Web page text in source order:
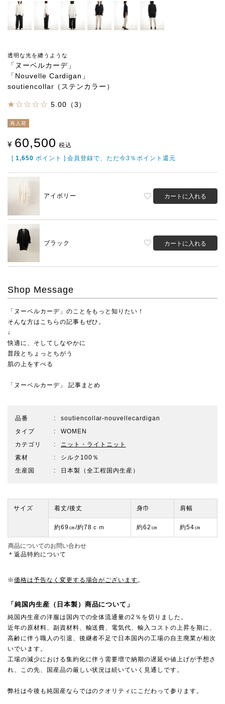
透明な光を纏うような
「ヌーベルカーデ」
「Nouvelle Cardigan」
soutiencollar（ステンカラー）
5.00（3）
再入荷
¥ 60,500 税込
[ 1,650 ポイント ] 会員登録で、ただ今3％ポイント還元
アイボリー カートに入れる
ブラック カートに入れる
Shop Message
「ヌーベルカーデ」のことをもっと知りたい！
そんな方はこちらの記事もぜひ。
↓
快適に、そしてしなやかに
普段とちょっとちがう
肌の上をすべる
「ヌーベルカーデ」 記事まとめ
品番
soutiencollar-nouvellecardigan
タイプ
WOMEN
カテゴリ
ニット・ライトニット
素材
シルク100％
生産国
日本製（全工程国内生産）
サイズ 着丈/後丈 身巾 肩幅
約69㎝/約78ｃｍ 約62㎝ 約54㎝
商品についてのお問い合わせ
＊返品特約について
※価格は予告なく変更する場合がございます。
「純国内生産（日本製）商品について」
純国内生産の洋服は国内での全体流通量の2％を切りました。
近年の原材料、副資材料、輸送費、電気代、輸入コストの上昇を期に、
高齢に伴う職人の引退、後継者不足で日本国内の工場の自主廃業が相次
いでいます。
工場の減少における集約化に伴う需要増で納期の遅延や値上げが予想さ
れ、この先、国産品の厳しい状況は続いていく見通しです。
弊社は今後も純国産ならではのクオリティにこだわって参ります。